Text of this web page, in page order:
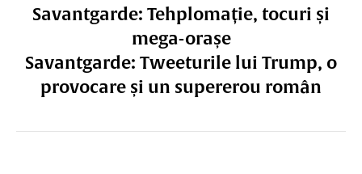
Savantgarde: Tehplomație, tocuri și
mega-orașe
Savantgarde: Tweeturile lui Trump, o
provocare și un supererou român